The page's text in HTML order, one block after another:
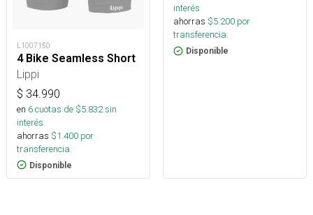
L1007150
4 Bike Seamless Short
Lippi
$ 34.990
en 6cuotas de $5.832sin
interés
ahorras $1.400 por
transferencia.
Disponible
interés
ahorras $5.200 por
transferencia.
Disponible